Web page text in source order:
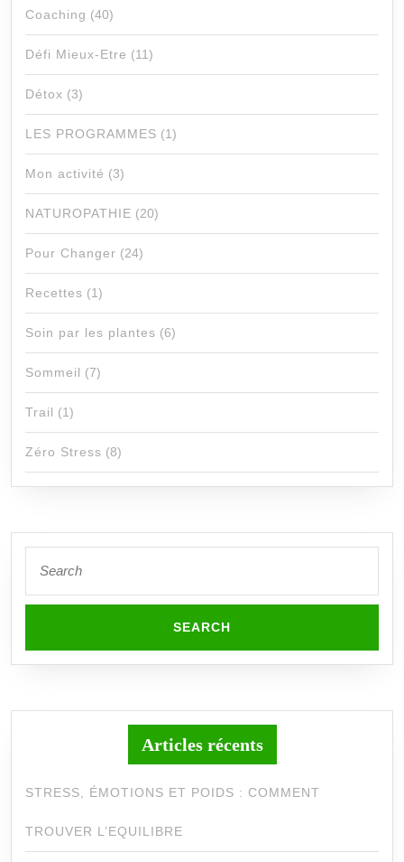
Coaching (40)
Défi Mieux-Etre (11)
Détox (3)
LES PROGRAMMES (1)
Mon activité (3)
NATUROPATHIE (20)
Pour Changer (24)
Recettes (1)
Soin par les plantes (6)
Sommeil (7)
Trail (1)
Zéro Stress (8)
for:
Articles récents
STRESS, ÉMOTIONS ET POIDS : COMMENT
TROUVER L’EQUILIBRE